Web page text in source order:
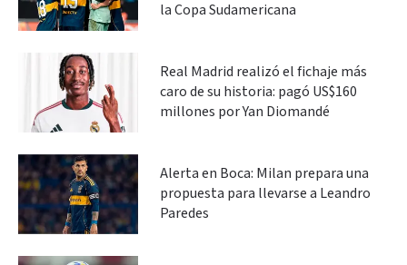
la Copa Sudamericana
Real Madrid realizó el fichaje más
caro de su historia: pagó US$160
millones por Yan Diomandé
Alerta en Boca: Milan prepara una
propuesta para llevarse a Leandro
Paredes